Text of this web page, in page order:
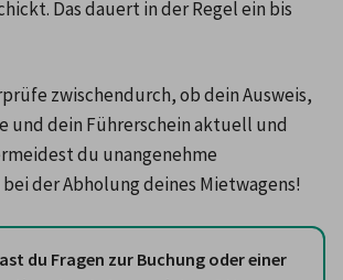
Das dauert in der Regel ein bis
zwischendurch, ob dein Ausweis,
und dein Führerschein aktuell und
du unangenehme
der Abholung deines Mietwagens!
du Fragen zur Buchung oder einer